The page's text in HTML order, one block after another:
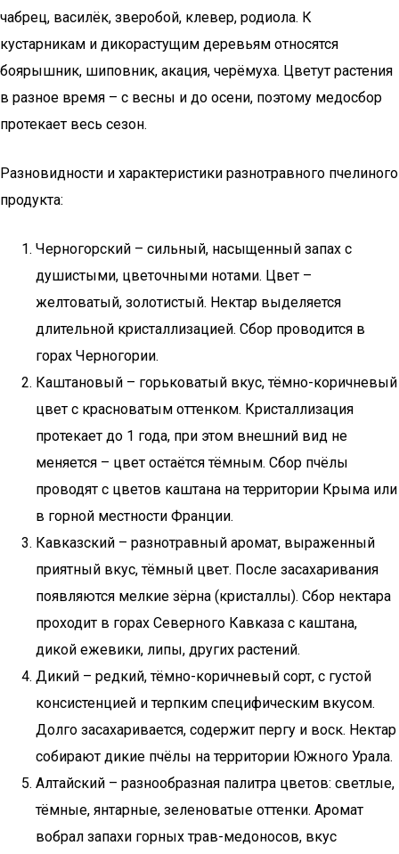
чабрец, василёк, зверобой, клевер, родиола. К
кустарникам и дикорастущим деревьям относятся
боярышник, шиповник, акация, черёмуха. Цветут растения
в разное время – с весны и до осени, поэтому медосбор
протекает весь сезон.
Разновидности и характеристики разнотравного пчелиного
продукта:
Черногорский – сильный, насыщенный запах с
душистыми, цветочными нотами. Цвет –
желтоватый, золотистый. Нектар выделяется
длительной кристаллизацией. Сбор проводится в
горах Черногории.
Каштановый – горьковатый вкус, тёмно-коричневый
цвет с красноватым оттенком. Кристаллизация
протекает до 1 года, при этом внешний вид не
меняется – цвет остаётся тёмным. Сбор пчёлы
проводят с цветов каштана на территории Крыма или
в горной местности Франции.
Кавказский – разнотравный аромат, выраженный
приятный вкус, тёмный цвет. После засахаривания
появляются мелкие зёрна (кристаллы). Сбор нектара
проходит в горах Северного Кавказа с каштана,
дикой ежевики, липы, других растений.
Дикий – редкий, тёмно-коричневый сорт, с густой
консистенцией и терпким специфическим вкусом.
Долго засахаривается, содержит пергу и воск. Нектар
собирают дикие пчёлы на территории Южного Урала.
Алтайский – разнообразная палитра цветов: светлые,
тёмные, янтарные, зеленоватые оттенки. Аромат
вобрал запахи горных трав-медоносов, вкус